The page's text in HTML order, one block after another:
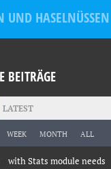
HASELNÜSSEN
BEITRÄGE
LATEST
WEEK MONTH ALL
with Stats module needs